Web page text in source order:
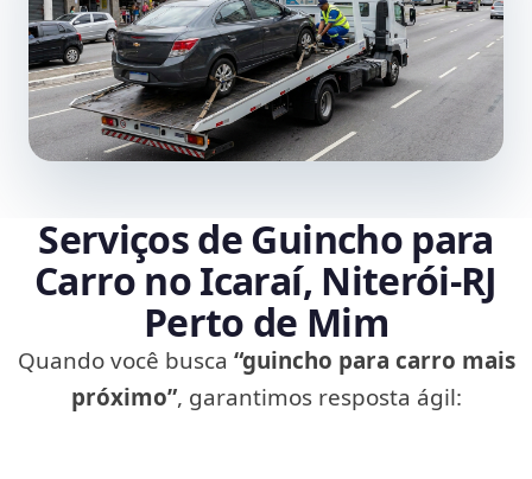
Serviços de Guincho para
Carro no Icaraí, Niterói‑RJ
Perto de Mim
Quando você busca “guincho para carro mais
próximo”, garantimos resposta ágil: